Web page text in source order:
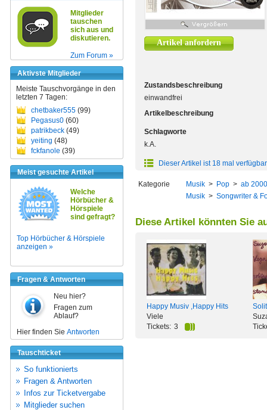
Mitglieder
tauschen
sich aus und
diskutieren.
Zum Forum »
Aktivste Mitglieder
Meiste Tauschvorgänge in den
letzten 7 Tagen:
chetbaker555 (99)
Pegasus0 (60)
patrikbeck (49)
yeiting (48)
fckfanole (39)
Meist gesuchte Artikel
Welche
Hörbücher &
Hörspiele
sind gefragt?
Top Hörbücher & Hörspiele
anzeigen »
Fragen & Antworten
Neu hier?
Fragen zum
Ablauf?
Hier finden Sie Antworten
Tauschticket
So funktionierts
Fragen & Antworten
Infos zur Ticketvergabe
Mitglieder suchen
Artikel anfordern
Zustandsbeschreibung
einwandfrei
Artikelbeschreibung
Schlagworte
k.A.
Dieser Artikel ist 18 mal verfügbar
Kategorie Musik > Pop > ab 2000
Musik > Songwriter &
Diese Artikel könnten Sie
Happy Musiv ,Happy Hits
Viele
Tickets: 3